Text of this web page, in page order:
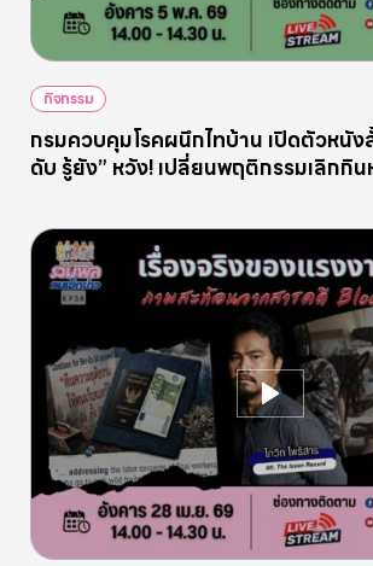
กิจกรรม
กรมควบคุมโรคผนึกไทบ้าน เปิดตัวหนั
ดับ รู้ยัง” หวัง! เปลี่ยนพฤติกรรมเลิกกิ